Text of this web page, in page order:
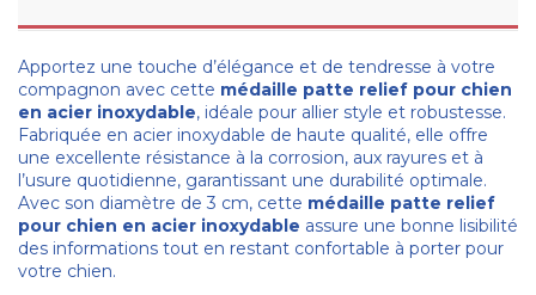
Apportez une touche d’élégance et de tendresse à votre
compagnon avec cette médaille patte relief pour chien
en acier inoxydable, idéale pour allier style et robustesse.
Fabriquée en acier inoxydable de haute qualité, elle offre
une excellente résistance à la corrosion, aux rayures et à
l’usure quotidienne, garantissant une durabilité optimale.
Avec son diamètre de 3 cm, cette médaille patte relief
pour chien en acier inoxydable assure une bonne lisibilité
des informations tout en restant confortable à porter pour
votre chien.